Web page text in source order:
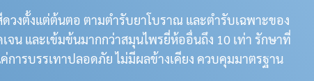
วงตั้งแต่ต้นตอ ตามตำรับยาโบราณ และตำรับเฉพาะของ
จน และเข้มข้นมากกว่าสมุนไพรยี่ห้ออื่นถึง 10 เท่า รักษาที่
การบรรเทาปลอดภัย ไม่มีผลข้างเคียง ควบคุมมาตรฐาน